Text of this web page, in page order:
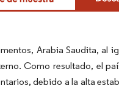
Arabia Saudita, al
Como resultado, el
debido a la alta